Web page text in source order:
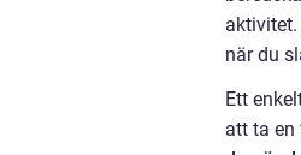
när du
Ett
att ta en